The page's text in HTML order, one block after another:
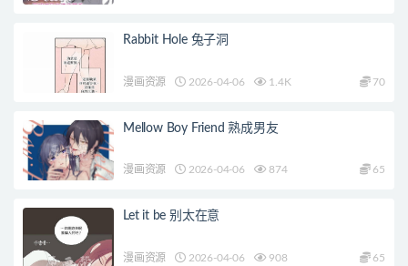
Rabbit Hole 兔子洞
漫画资源 2026-04-06 1.4K 70
Mellow Boy Friend 熟成男友
漫画资源 2026-04-06 874 65
Let it be 别太在意
漫画资源 2026-04-06 908 65